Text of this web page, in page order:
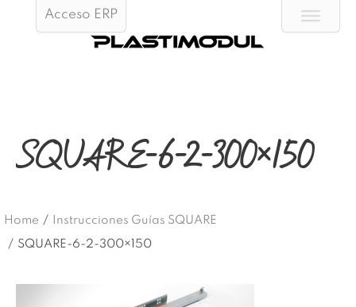
Acceso ERP
SQUARE-6-2-300×150
Home /
Instrucciones Guías SQUARE
/ SQUARE-6-2-300×150